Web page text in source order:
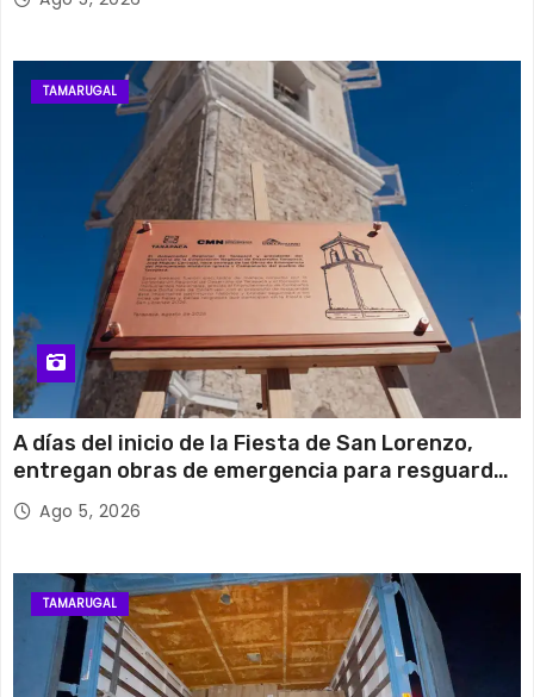
TAMARUGAL
A días del inicio de la Fiesta de San Lorenzo,
entregan obras de emergencia para resguardar
su histórico campanario
Ago 5, 2026
TAMARUGAL